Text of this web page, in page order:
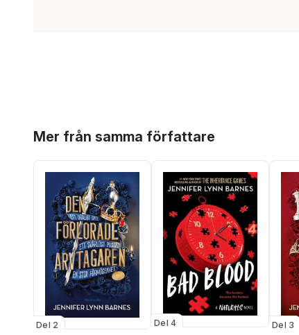
Mer från samma författare
Del 2 Del 4 Del 3